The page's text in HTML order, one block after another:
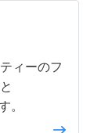
ィーのフ
。